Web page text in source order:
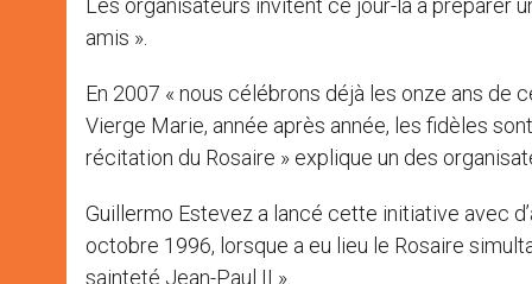
Les organisateurs invitent ce jour-là à préparer
amis ».
En 2007 « nous célébrons déjà les onze ans
Vierge Marie, année après année, les fidèles
récitation du Rosaire » explique un des
Guillermo Estevez a lancé cette initiative avec
octobre 1996, lorsque a eu lieu le Rosaire
sainteté Jean-Paul II ».